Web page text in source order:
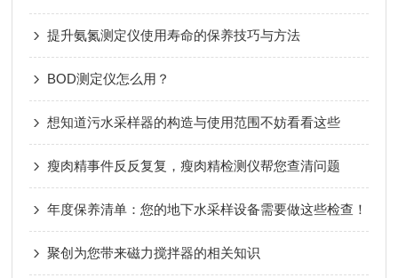
提升氨氮测定仪使用寿命的保养技巧与方法
BOD测定仪怎么用？
想知道污水采样器的构造与使用范围不妨看看这些
瘦肉精事件反反复复，瘦肉精检测仪帮您查清问题
年度保养清单：您的地下水采样设备需要做这些检查！
聚创为您带来磁力搅拌器的相关知识